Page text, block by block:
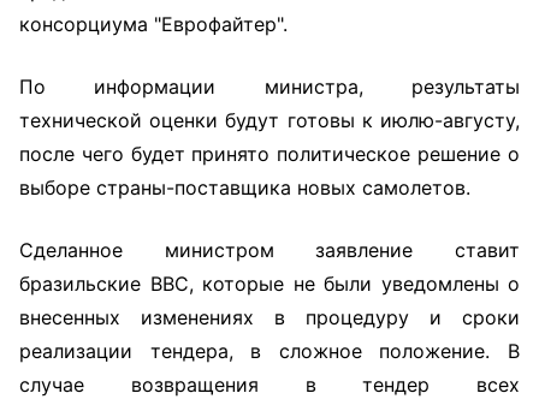
консорциума "Еврофайтер".
По информации министра, результаты
технической оценки будут готовы к июлю-августу,
после чего будет принято политическое решение о
выборе страны-поставщика новых самолетов.
Сделанное министром заявление ставит
бразильские ВВС, которые не были уведомлены о
внесенных изменениях в процедуру и сроки
реализации тендера, в сложное положение. В
случае возвращения в тендер всех